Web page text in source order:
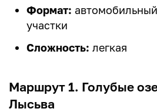
Формат:
участки
Сложность: легкая
Маршрут 1. Голубые
Лысьва